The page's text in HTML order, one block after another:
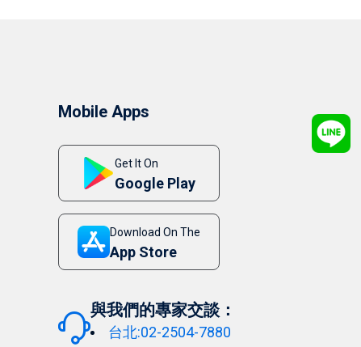
Mobile Apps
Get It On
Google Play
Download On The
App Store
與我們的專家交談：
台北:02-2504-7880